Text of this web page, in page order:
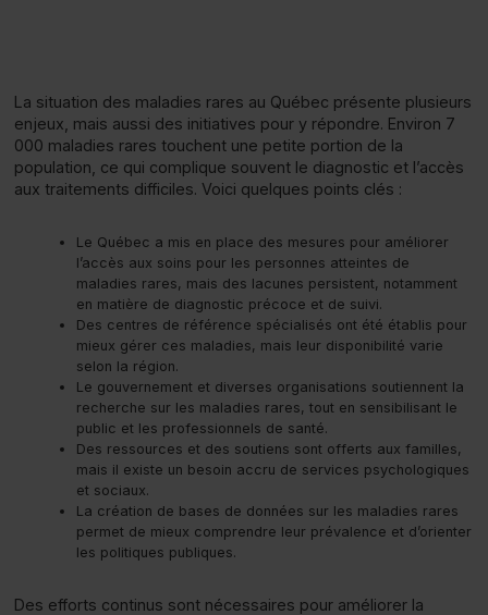
La situation des maladies rares au Québec présente plusieurs
enjeux, mais aussi des initiatives pour y répondre. Environ 7
000 maladies rares touchent une petite portion de la
population, ce qui complique souvent le diagnostic et l’accès
aux traitements difficiles. Voici quelques points clés :
Le Québec a mis en place des mesures pour améliorer
l’accès aux soins pour les personnes atteintes de
maladies rares, mais des lacunes persistent, notamment
en matière de diagnostic précoce et de suivi.
Des centres de référence spécialisés ont été établis pour
mieux gérer ces maladies, mais leur disponibilité varie
selon la région.
Le gouvernement et diverses organisations soutiennent la
recherche sur les maladies rares, tout en sensibilisant le
public et les professionnels de santé.
Des ressources et des soutiens sont offerts aux familles,
mais il existe un besoin accru de services psychologiques
et sociaux.
La création de bases de données sur les maladies rares
permet de mieux comprendre leur prévalence et d’orienter
les politiques publiques.
Des efforts continus sont nécessaires pour améliorer la